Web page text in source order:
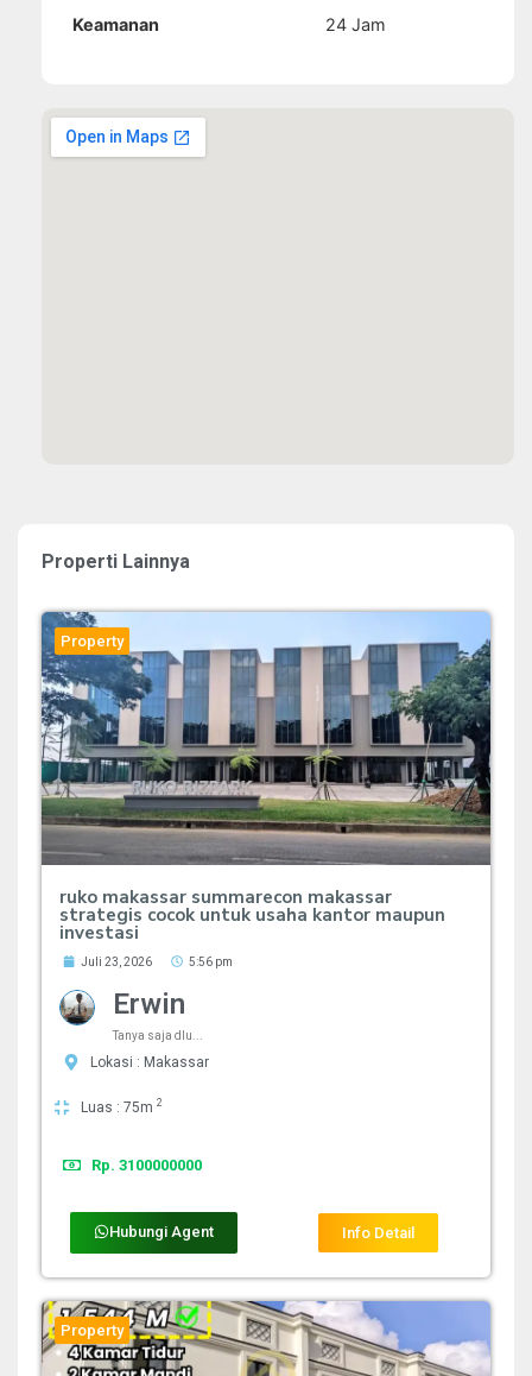
Keamanan 24 Jam
Properti Lainnya
Property
ruko makassar summarecon makassar
strategis cocok untuk usaha kantor maupun
investasi
Juli 23, 2026 5:56 pm
Erwin
Tanya saja dlu...
Lokasi : Makassar
Luas : 75m 2
Rp. 3100000000
Hubungi Agent Info Detail
Property